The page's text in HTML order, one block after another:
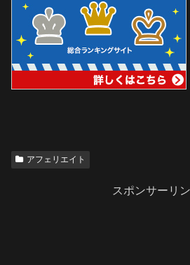
アフェリエイト
スポンサーリ